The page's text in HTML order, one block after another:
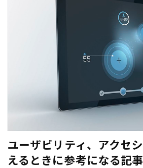
ユーザビリティ、アクセ
えるときに参考になる記